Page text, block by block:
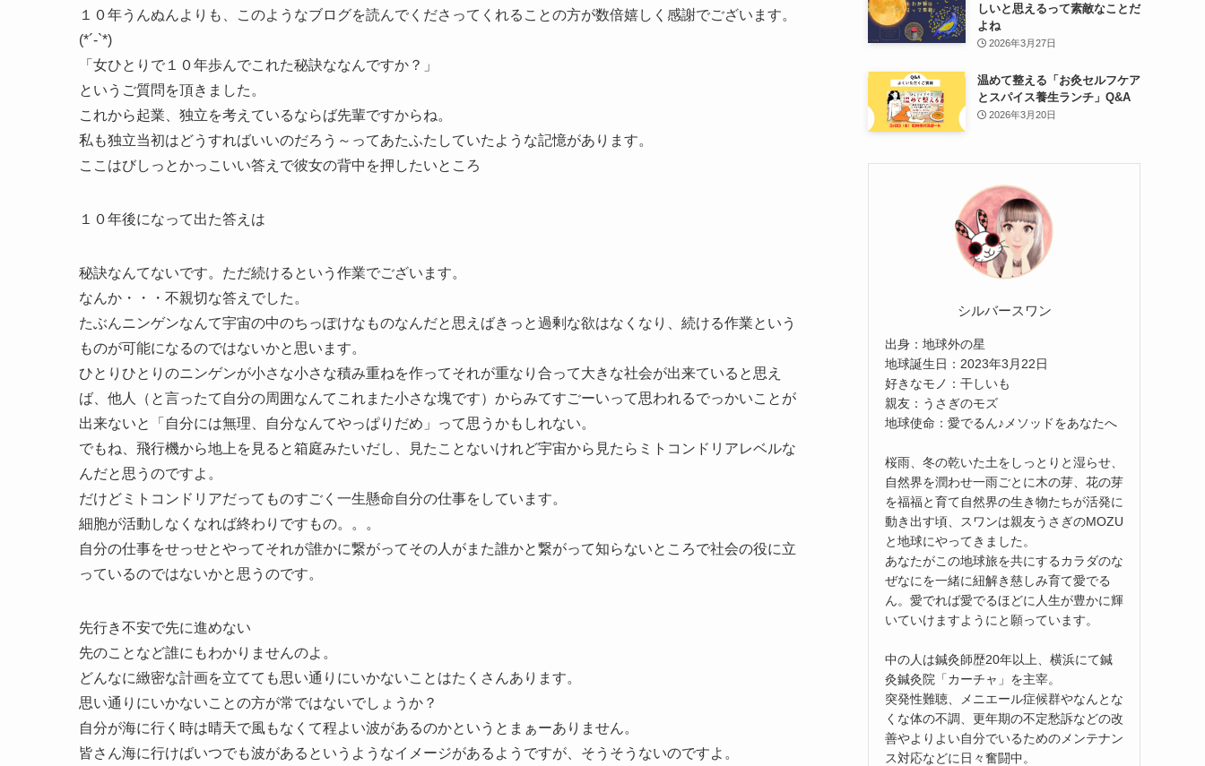
１０年うんぬんよりも、このようなブログを読んでくださってくれることの方が数倍嬉しく感謝でございます。
(*´-`*)ゞ
「女ひとりで１０年歩んでこれた秘訣ななんですか？」
というご質問を頂きました。
これから起業、独立を考えているならば先輩ですからね。
私も独立当初はどうすればいいのだろう～ってあたふたしていたような記憶があります。
ここはびしっとかっこいい答えで彼女の背中を押したいところ
１０年後になって出た答えは
秘訣なんてないです。ただ続けるという作業でございます。
なんか・・・不親切な答えでした。
たぶんニンゲンなんて宇宙の中のちっぽけなものなんだと思えばきっと過剰な欲はなくなり、続ける作業という
ものが可能になるのではないかと思います。
ひとりひとりのニンゲンが小さな小さな積み重ねを作ってそれが重なり合って大きな社会が出来ていると思え
ば、他人（と言ったて自分の周囲なんてこれまた小さな塊です）からみてすごーいって思われるでっかいことが
出来ないと「自分には無理、自分なんてやっぱりだめ」って思うかもしれない。
でもね、飛行機から地上を見ると箱庭みたいだし、見たことないけれど宇宙から見たらミトコンドリアレベルな
んだと思うのですよ。
だけどミトコンドリアだってものすごく一生懸命自分の仕事をしています。
細胞が活動しなくなれば終わりですもの。。。
自分の仕事をせっせとやってそれが誰かに繋がってその人がまた誰かと繋がって知らないところで社会の役に立
っているのではないかと思うのです。
先行き不安で先に進めない
先のことなど誰にもわかりませんのよ。
どんなに緻密な計画を立てても思い通りにいかないことはたくさんあります。
思い通りにいかないことの方が常ではないでしょうか？
自分が海に行く時は晴天で風もなくて程よい波があるのかというとまぁーありません。
皆さん海に行けばいつでも波があるというようなイメージがあるようですが、そうそうないのですよ。
しいと思えるって素敵なことだ
よね
2026年3月27日
温めて整える「お灸セルフケア
とスパイス養生ランチ」Q&A
2026年3月20日
シルバースワン
出身：地球外の星
地球誕生日：2023年3月22日
好きなモノ：干しいも
親友：うさぎのモズ
地球使命：愛でるん♪メソッドをあなたへ
桜雨、冬の乾いた土をしっとりと湿らせ、
自然界を潤わせ一雨ごとに木の芽、花の芽
を福福と育て自然界の生き物たちが活発に
動き出す頃、スワンは親友うさぎのMOZU
と地球にやってきました。
あなたがこの地球旅を共にするカラダのな
ぜなにを一緒に紐解き慈しみ育て愛でる
ん。愛でれば愛でるほどに人生が豊かに輝
いていけますようにと願っています。
中の人は鍼灸師歴20年以上、横浜にて鍼
灸鍼灸院「カーチャ」を主宰。
突発性難聴、メニエール症候群やなんとな
くな体の不調、更年期の不定愁訴などの改
善やよりよい自分でいるためのメンテナン
ス対応などに日々奮闘中。